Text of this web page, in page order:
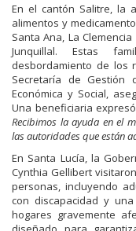
En el cantón Salitre, la
alimentos y
Santa Ana, La
Junquillal. Estas
desbordamiento de los
Secretaría de Gestión
Económica y Social,
Una beneficiaria
Recibimos la ayuda en el
las autoridades que están
En Santa Lucía, la
Cynthia Gellibert
personas, incluyendo
con discapacidad y
hogares gravemente